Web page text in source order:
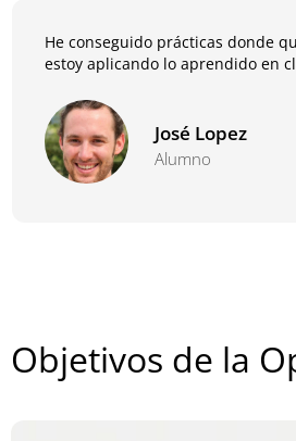
He conseguido prácticas donde
estoy aplicando lo aprendido en
José Lopez
Alumno
Objetivos de la